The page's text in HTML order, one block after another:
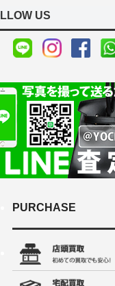
US
PURCHASE